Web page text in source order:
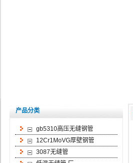
产品分类
gb5310高压无缝钢管
12Cr1MoVG厚壁钢管
3087无缝管